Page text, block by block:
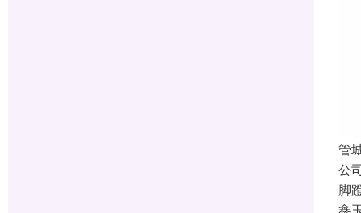
管
公
脚